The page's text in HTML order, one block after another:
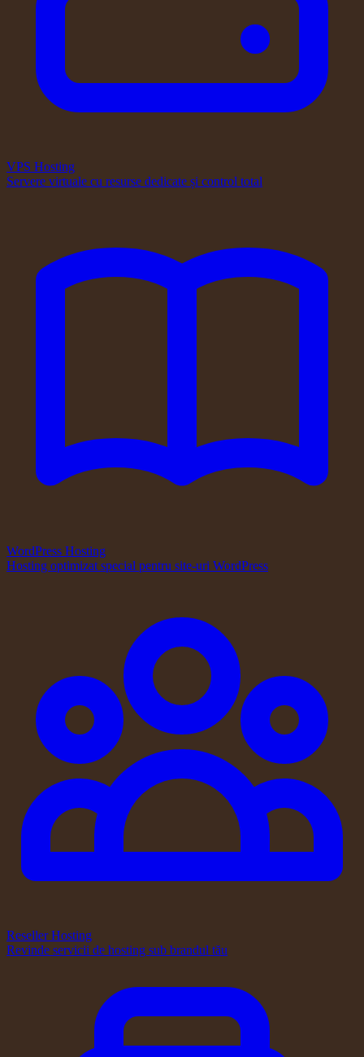
VPS Hosting
Servere virtuale cu resurse dedicate și control total
WordPress Hosting
Hosting optimizat special pentru site-uri WordPress
Reseller Hosting
Revinde servicii de hosting sub brandul tău